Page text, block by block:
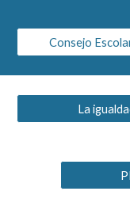
Consejo
La